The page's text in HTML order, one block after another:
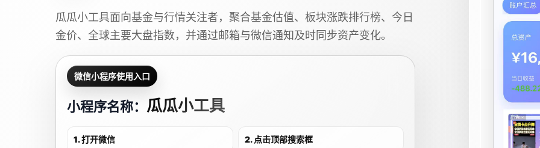
瓜瓜小工具面向基金与行情关注者，聚合基金估值、板块涨跌排行榜、今日
金价、全球主要大盘指数，并通过邮箱与微信通知及时同步资产变化。
微信小程序使用入口
小程序名称： 瓜瓜小工具
1. 打开微信 2. 点击顶部搜索框